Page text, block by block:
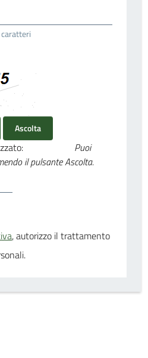
Ascolta
Puoi
il pulsante Ascolta.
, autorizzo il trattamento